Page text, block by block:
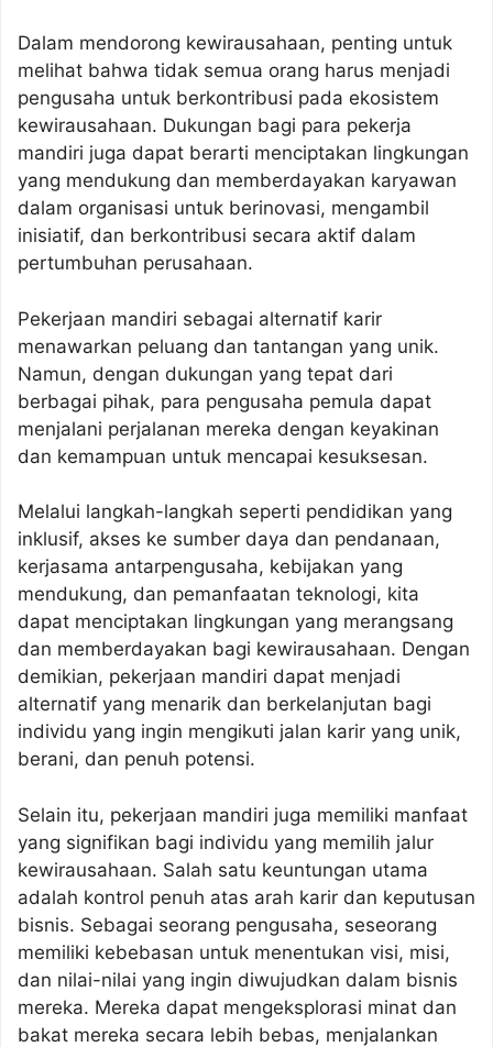
Dalam mendorong kewirausahaan, penting untuk
melihat bahwa tidak semua orang harus menjadi
pengusaha untuk berkontribusi pada ekosistem
kewirausahaan. Dukungan bagi para pekerja
mandiri juga dapat berarti menciptakan lingkungan
yang mendukung dan memberdayakan karyawan
dalam organisasi untuk berinovasi, mengambil
inisiatif, dan berkontribusi secara aktif dalam
pertumbuhan perusahaan.
Pekerjaan mandiri sebagai alternatif karir
menawarkan peluang dan tantangan yang unik.
Namun, dengan dukungan yang tepat dari
berbagai pihak, para pengusaha pemula dapat
menjalani perjalanan mereka dengan keyakinan
dan kemampuan untuk mencapai kesuksesan.
Melalui langkah-langkah seperti pendidikan yang
inklusif, akses ke sumber daya dan pendanaan,
kerjasama antarpengusaha, kebijakan yang
mendukung, dan pemanfaatan teknologi, kita
dapat menciptakan lingkungan yang merangsang
dan memberdayakan bagi kewirausahaan. Dengan
demikian, pekerjaan mandiri dapat menjadi
alternatif yang menarik dan berkelanjutan bagi
individu yang ingin mengikuti jalan karir yang unik,
berani, dan penuh potensi.
Selain itu, pekerjaan mandiri juga memiliki manfaat
yang signifikan bagi individu yang memilih jalur
kewirausahaan. Salah satu keuntungan utama
adalah kontrol penuh atas arah karir dan keputusan
bisnis. Sebagai seorang pengusaha, seseorang
memiliki kebebasan untuk menentukan visi, misi,
dan nilai-nilai yang ingin diwujudkan dalam bisnis
mereka. Mereka dapat mengeksplorasi minat dan
bakat mereka secara lebih bebas, menjalankan